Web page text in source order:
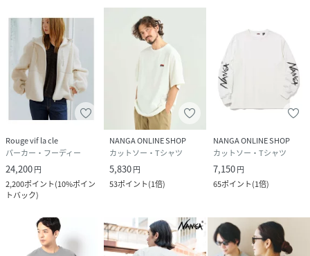
49ブラック：169cmB80W59H88着用サイズ：99(FREE)
67ネイビー：169cmB80W59H88着用サイズ：99(FREE)
29グレー：165cmB80W58H90着用サイズ：99(FREE)
性別タイプ レディース
原産国
素材 綿50％ ポリエステル47％ レーヨン3％
サイズ 99(FREE)
クリーニング
品番
NP1587_5207
(5207-9879-09-99 NP1587
Rouge vif la cle
パーカー・フーディー
24,200円
2,200ポイント(10%ポイン
トバック)
NANGA ONLINE SHOP
カットソー・Tシャツ
5,830円
53ポイント(1倍)
NANGA ONLINE SHOP
カットソー・Tシャツ
7,150円
65ポイント(1倍)